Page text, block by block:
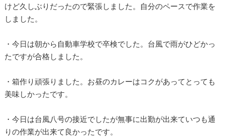
けど久しぶりだったので緊張しました。自分のペースで作業を
しました。
・今日は朝から自動車学校で卒検でした。台風で雨がひどかっ
たですが合格しました。
・箱作り頑張りました。お昼のカレーはコクがあってとっても
美味しかったです。
・今日は台風八号の接近でしたが無事に出勤が出来ていつも通
りの作業が出来て良かったです。